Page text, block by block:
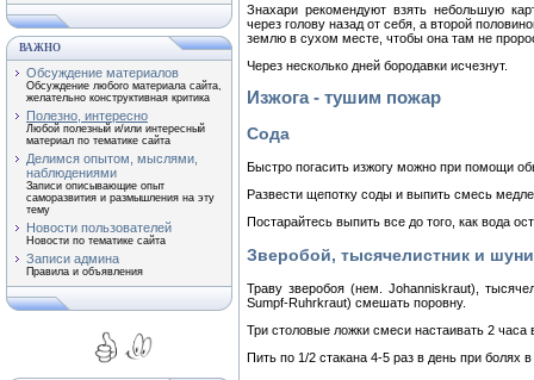
ВАЖНО
Обсуждение материалов
Обсуждение любого материала сайта,
желательно конструктивная критика
Полезно, интересно
Любой полезный и/или интересный
материал по тематике сайта
Делимся опытом, мыслями,
наблюдениями
Записи описывающие опыт
саморазвития и размышления на эту
тему
Новости пользователей
Новости по тематике сайта
Записи админа
Правила и объявления
Знахари рекомендуют взять небольшую
через голову назад от себя, а второй
землю в сухом месте, чтобы она там не
Через несколько дней бородавки исчезнут.
Изжога - тушим пожар
Сода
Быстро погасить изжогу можно при помощи
Развести щепотку соды и выпить смесь
Постарайтесь выпить все до того, как вода
Зверобой, тысячелистник и
Траву зверобоя (нем. Johanniskraut),
Sumpf-Ruhrkraut) смешать поровну.
Три столовые ложки смеси настаивать 2 часа
Пить по 1/2 стакана 4-5 раз в день при болях